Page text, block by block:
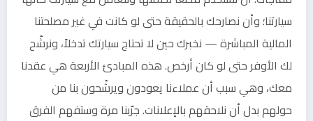
سيارتنا؛ وأن نصارحك بالحقيقة حتى لو كانت في غير مصلحتنا
المالية المباشرة — نخبرك حين لا تحتاج سيارتك تدخلاً، ونرشّح
لك الأوفر حتى لو كان أرخص. هذه المبادئ الأربعة هي عقدنا
معك، وهي سبب أن عملاءنا يعودون ويرشّحون بنا من
حولهم بدل أن نلاحقهم بالإعلانات. جرّبنا مرة وستفهم الفرق